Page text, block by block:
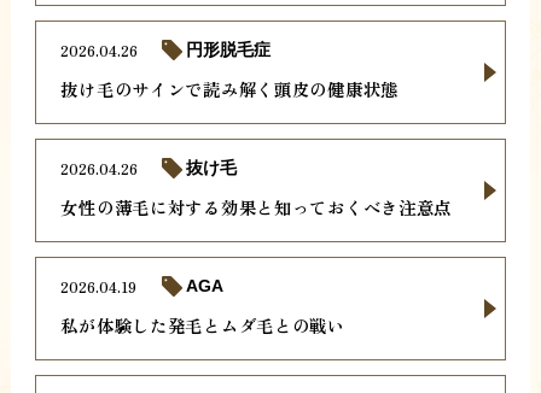
抜け毛のサインで読み解く頭皮の健康状態
2026.04.26 円形脱毛症
女性の薄毛に対する効果と知っておくべき注意点
2026.04.26 抜け毛
私が体験した発毛とムダ毛との戦い
2026.04.19 AGA